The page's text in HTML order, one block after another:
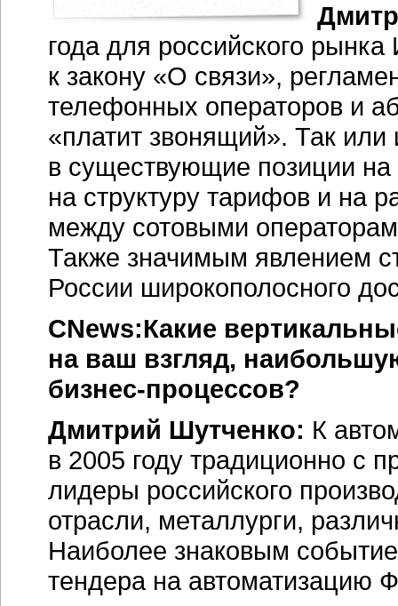
года для российского
к закону «О связи»,
телефонных операторов и
«платит звонящий». Так или
в существующие позиции
на структуру тарифов и на
между сотовыми
Также значимым явлением
России широкополосного
CNews:Какие
на ваш взгляд,
бизнес-процессов?
Дмитрий Шутченко: К
в 2005 году традиционно с
лидеры российского
отрасли, металлурги,
Наиболее знаковым
тендера на автоматизацию